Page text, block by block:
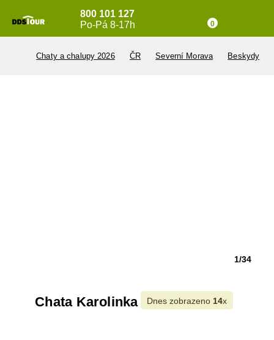
800 101 127
Po-Pá 8-17h
0
Chaty a chalupy 2026 ČR Severní Morava Beskydy
1/34
Chata Karolinka Dnes zobrazeno 14x